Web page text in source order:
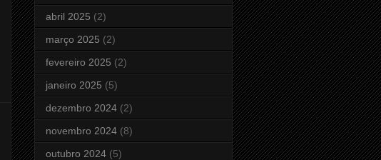
abril 2025 (2)
março 2025 (2)
fevereiro 2025 (2)
janeiro 2025 (5)
dezembro 2024 (2)
novembro 2024 (8)
outubro 2024 (5)